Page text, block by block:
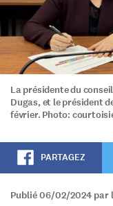
La présidente du
Dugas, et le président
février. Photo:
PARTAGEZ
Publié 06/02/2024 par